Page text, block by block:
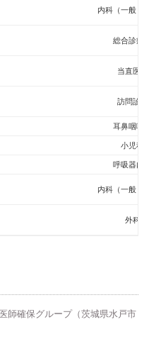
内科（一般・
総合診療
当直医師
訪問診療
耳鼻咽喉
小児科
呼吸器内
内科（一般・
外科
師確保グループ（茨城県水戸市